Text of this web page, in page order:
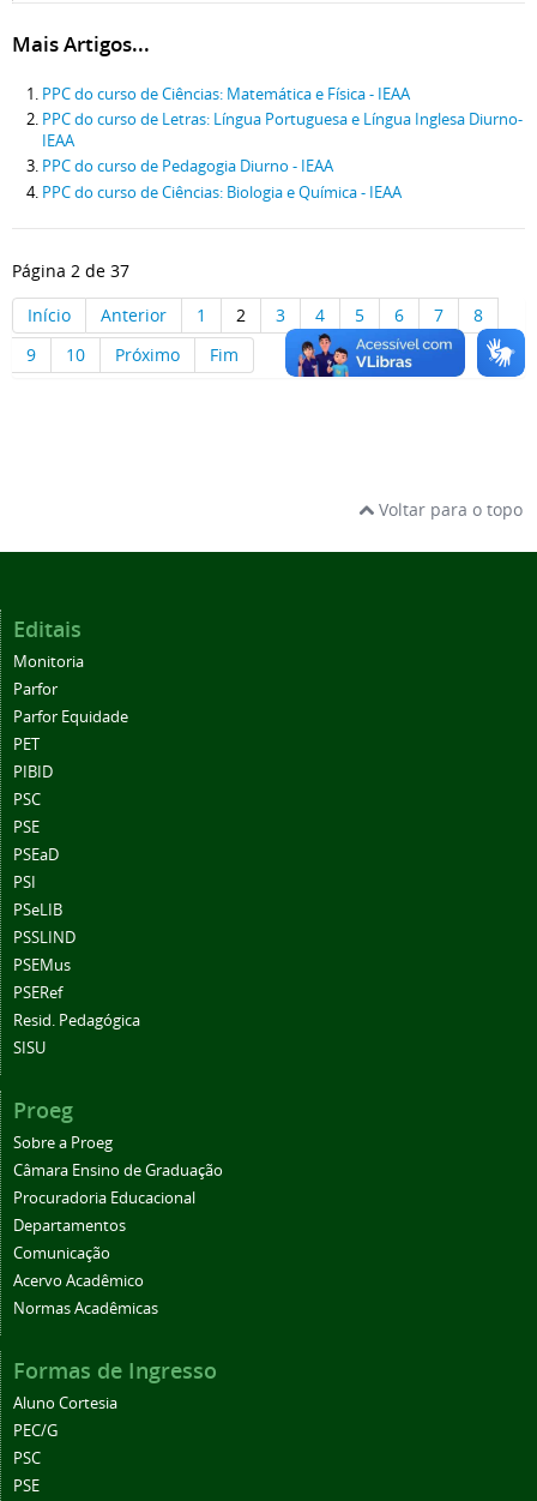
Mais Artigos...
PPC do curso de Ciências: Matemática e Física - IEAA
PPC do curso de Letras: Língua Portuguesa e Língua Inglesa Diurno-
IEAA
PPC do curso de Pedagogia Diurno - IEAA
PPC do curso de Ciências: Biologia e Química - IEAA
Página 2 de 37
Início
Anterior 1 2 3 4 5 6 7
8
9
10 Próximo Fim
Voltar para o topo
Editais
Monitoria
Parfor
Parfor Equidade
PET
PIBID
PSC
PSE
PSEaD
PSI
PSeLIB
PSSLIND
PSEMus
PSERef
Resid. Pedagógica
SISU
Proeg
Sobre a Proeg
Câmara Ensino de Graduação
Procuradoria Educacional
Departamentos
Comunicação
Acervo Acadêmico
Normas Acadêmicas
Formas de Ingresso
Aluno Cortesia
PEC/G
PSC
PSE